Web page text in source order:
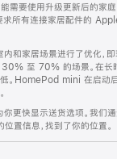
需要使用升级更新后的家
求所有连接家居配件的
内和家居场景进行了优化，
30% 至 70% 的场景。在长
低。HomePod mini 在启动
你更快显示送货选项。我们
置信息，找到了你的位置。